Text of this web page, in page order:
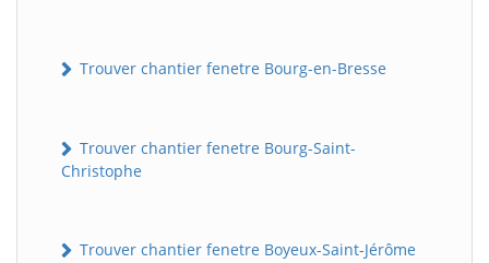
Trouver chantier fenetre Bourg-en-Bresse
Trouver chantier fenetre Bourg-Saint-
Christophe
Trouver chantier fenetre Boyeux-Saint-Jérôme